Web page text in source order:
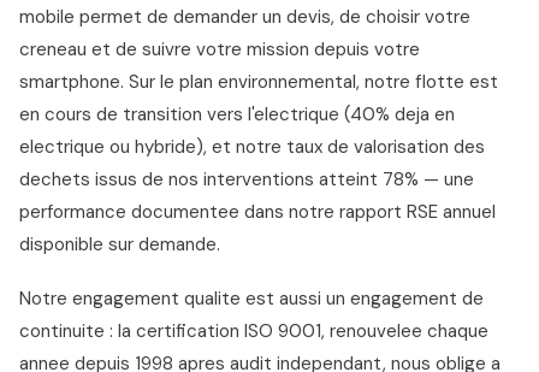
mobile permet de demander un devis, de choisir votre
creneau et de suivre votre mission depuis votre
smartphone. Sur le plan environnemental, notre flotte est
en cours de transition vers l'electrique (40% deja en
electrique ou hybride), et notre taux de valorisation des
dechets issus de nos interventions atteint 78% — une
performance documentee dans notre rapport RSE annuel
disponible sur demande.
Notre engagement qualite est aussi un engagement de
continuite : la certification ISO 9001, renouvelee chaque
annee depuis 1998 apres audit independant, nous oblige a